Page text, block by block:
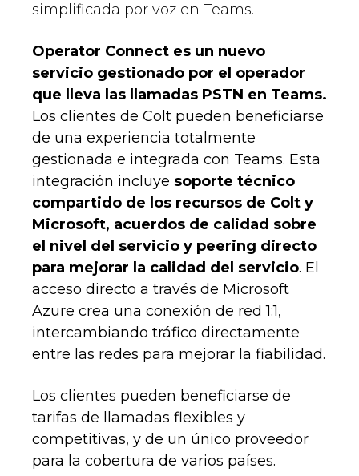
simplificada por voz en Teams.
Operator Connect es un nuevo
servicio gestionado por el operador
que lleva las llamadas PSTN en Teams.
Los clientes de Colt pueden beneficiarse
de una experiencia totalmente
gestionada e integrada con Teams. Esta
integración incluye soporte técnico
compartido de los recursos de Colt y
Microsoft, acuerdos de calidad sobre
el nivel del servicio y peering directo
para mejorar la calidad del servicio. El
acceso directo a través de Microsoft
Azure crea una conexión de red 1:1,
intercambiando tráfico directamente
entre las redes para mejorar la fiabilidad.
Los clientes pueden beneficiarse de
tarifas de llamadas flexibles y
competitivas, y de un único proveedor
para la cobertura de varios países.